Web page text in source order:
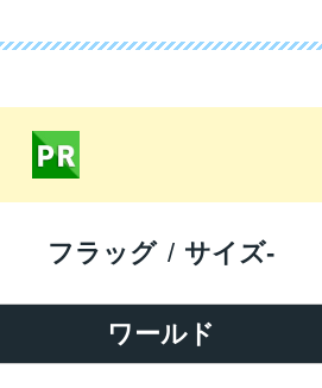
ワールド
フラッグ サイズ-